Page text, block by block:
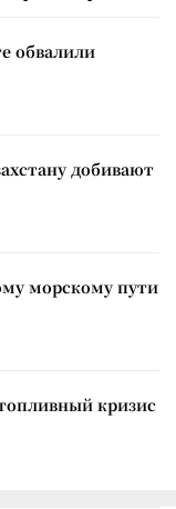
обвалили
добивают
морскому пути
кризис